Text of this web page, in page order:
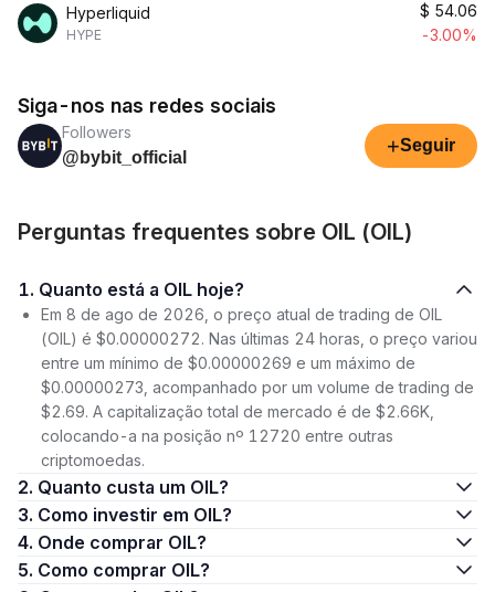
Hyperliquid
HYPE
$ 54.06
-3.00%
Siga-nos nas redes sociais
Followers
@bybit_official
+Seguir
Perguntas frequentes sobre OIL (OIL)
1. Quanto está a OIL hoje?
Em 8 de ago de 2026, o preço atual de trading de OIL
(OIL) é $0.00000272. Nas últimas 24 horas, o preço variou
entre um mínimo de $0.00000269 e um máximo de
$0.00000273, acompanhado por um volume de trading de
$2.69. A capitalização total de mercado é de $2.66K,
colocando-a na posição nº 12720 entre outras
criptomoedas.
2. Quanto custa um OIL?
3. Como investir em OIL?
4. Onde comprar OIL?
5. Como comprar OIL?